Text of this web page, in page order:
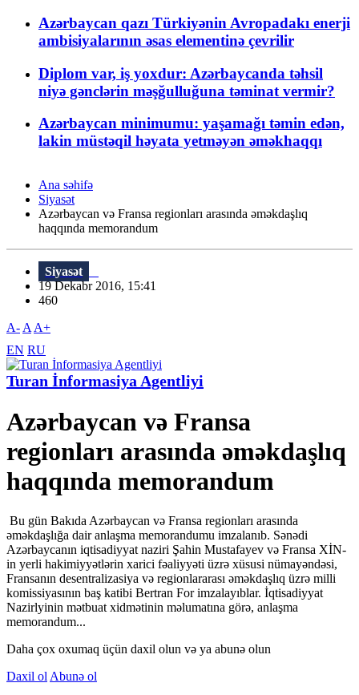
Azərbaycan qazı Türkiyənin Avropadakı enerji
ambisiyalarının əsas elementinə çevrilir
Diplom var, iş yoxdur: Azərbaycanda təhsil
niyə gənclərin məşğulluğuna təminat vermir?
Azərbaycan minimumu: yaşamağı təmin edən,
lakin müstəqil həyata yetməyən əməkhaqqı
Ana səhifə
Siyasət
Azərbaycan və Fransa regionları arasında əməkdaşlıq
haqqında memorandum
Siyasət
19 Dekabr 2016, 15:41
460
A- A A+
EN RU
Turan İnformasiya Agentliyi
Azərbaycan və Fransa
regionları arasında əməkdaşlıq
haqqında memorandum
Bu gün Bakıda Azərbaycan və Fransa regionları arasında
əməkdaşlığa dair anlaşma memorandumu imzalanıb. Sənədi
Azərbaycanın iqtisadiyyat naziri Şahin Mustafayev və Fransa XİN-
in yerli hakimiyyətlərin xarici fəaliyyəti üzrə xüsusi nümayəndəsi,
Fransanın desentralizasiya və regionlararası əməkdaşlıq üzrə milli
komissiyasının baş katibi Bertran For imzalayıblar. İqtisadiyyat
Nazirlyinin mətbuat xidmətinin məlumatına görə, anlaşma
memorandum...
Daha çox oxumaq üçün daxil olun və ya abunə olun
Daxil ol Abunə ol